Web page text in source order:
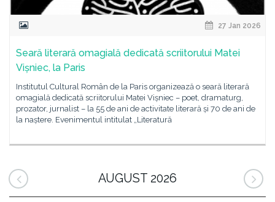
27 Jan 2026
Seară literară omagială dedicată scriitorului Matei
Vișniec, la Paris
Institutul Cultural Român de la Paris organizează o seară literară
omagială dedicată scriitorului Matei Vișniec – poet, dramaturg,
prozator, jurnalist – la 55 de ani de activitate literară și 70 de ani de
la naștere. Evenimentul intitulat „Literatură
AUGUST 2026